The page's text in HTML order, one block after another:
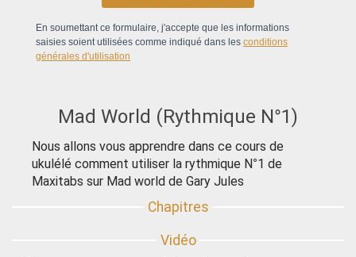
En soumettant ce formulaire, j'accepte que les informations
saisies soient utilisées comme indiqué dans les conditions
générales d'utilisation
Mad World (Rythmique N°1)
Nous allons vous apprendre dans ce cours de
ukulélé comment utiliser la rythmique N°1 de
Maxitabs sur Mad world de Gary Jules